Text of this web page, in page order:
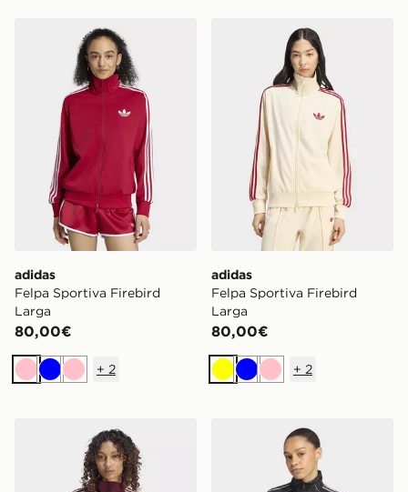
adidas Felpa Sportiva Firebird Larga
adidas
Felpa Sportiva Firebird
Larga
80,00€
RosaBluRosa
+ 2
adidas Felpa Sportiva
adidas
Felpa Sportiva Firebird
Larga
80,00€
Giallo
BluRosa
+ 2
adidas Felpa Sportiva Firebird Largaadidas Tracktop Teamgeist